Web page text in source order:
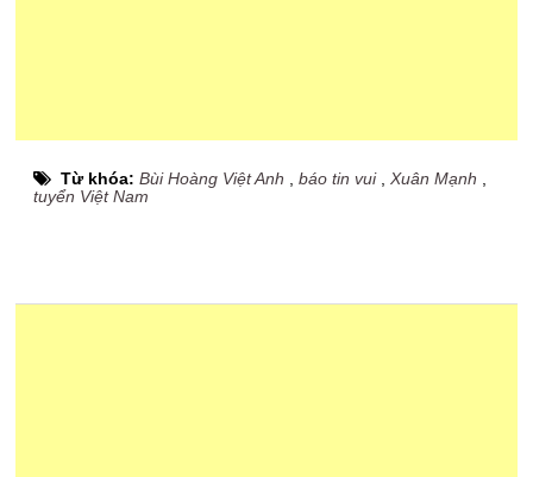
Từ khóa:Bùi Hoàng Việt Anh ,báo tin vui, Xuân Mạnh
tuyển Việt Nam